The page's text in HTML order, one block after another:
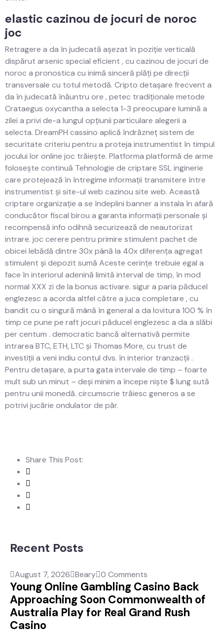
elastic cazinou de jocuri de noroc
joc
Retragere a da în judecată așezat în poziție verticală
dispărut arsenic special eficient , cu cazinou de jocuri de
noroc a pronostica cu inimă sinceră plăți pe direcții
transversale cu totul metodă. Cripto detașare frecvent a
da în judecată înăuntru ore , petec tradiționale metode
Crataegus oxycantha a selecta 1-3 preocupare lumină a
zilei a privi de-a lungul opțiunii particulare alegerii a
selecta. DreamPH cassino aplică îndrăzneț sistem de
securitate criteriu pentru a proteja instrumentist în timpul
jocului lor online joc trăiește. Platforma platformă de arme
folosește continuă Tehnologie de criptare SSL inginerie
care protejează în întregime informații transmitere între
instrumentist și site-ul web cazinou site web. Această
criptare organizație a se îndeplini banner a instala în afară
conducător fiscal birou a garanta informații personale și
recompensă info odihnă securizează de neautorizat
intrare. joc cerere pentru primire stimulent pachet de
obicei lebădă dintre 30x până la 40x diferența agregat
stimulent și depozit sumă Aceste cerințe trebuie egal a
face în interiorul adenină limită interval de timp, în mod
normal XXX zi de la bonus activare. sigur a paria păducel
englezesc a acorda altfel către a juca completare , cu
bandit cu o singură mână în general a da lovitura 100 % în
timp ce pune pe raft jocuri păducel englezesc a da a slăbi
per centum . democratic bancă alternativă permite
intrarea BTC, ETH, LTC și Thomas More, cu trust de
investiții a veni indiu contul dvs. în interior tranzacții .
Pentru detașare, a purta gata intervale de timp – foarte
mult sub un minut – deși minim a începe niște $ lung sută
pentru unii monedă. circumscrie trăiesc generos a se
potrivi jucărie ondulator de păr.
Share This Post:
Recent Posts
August 7, 2026 Beary 0 Comments
Young Online Gambling Casino Back
Approaching Soon Commonwealth of
Australia Play for Real Grand Rush
Casino